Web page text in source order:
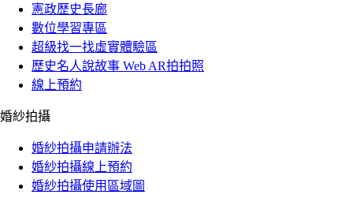
憲政歷史長廊
數位學習專區
超級找一找虛實體驗區
歷史名人說故事 Web AR拍拍照
線上預約
婚紗拍攝
婚紗拍攝申請辦法
婚紗拍攝線上預約
婚紗拍攝使用區域圖